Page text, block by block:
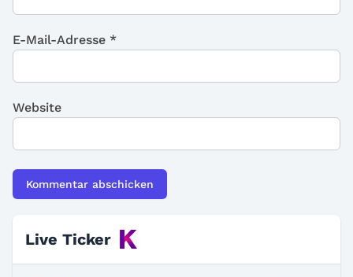
E-Mail-Adresse *
Website
Live Ticker